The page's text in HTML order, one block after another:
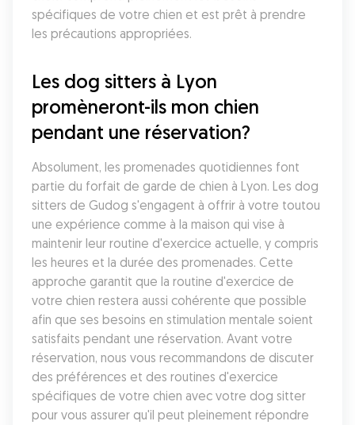
spécifiques de votre chien et est prêt à prendre
les précautions appropriées.
Les dog sitters à Lyon
promèneront-ils mon chien
pendant une réservation?
Absolument, les promenades quotidiennes font
partie du forfait de garde de chien à Lyon. Les dog
sitters de Gudog s'engagent à offrir à votre toutou
une expérience comme à la maison qui vise à
maintenir leur routine d'exercice actuelle, y compris
les heures et la durée des promenades. Cette
approche garantit que la routine d'exercice de
votre chien restera aussi cohérente que possible
afin que ses besoins en stimulation mentale soient
satisfaits pendant une réservation. Avant votre
réservation, nous vous recommandons de discuter
des préférences et des routines d'exercice
spécifiques de votre chien avec votre dog sitter
pour vous assurer qu'il peut pleinement répondre